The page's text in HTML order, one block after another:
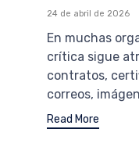
24 de abril de 2026
En muchas
crítica sigue
contratos,
correos,
Read More